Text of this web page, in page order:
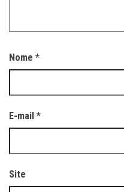
Nome *
E-mail *
Site